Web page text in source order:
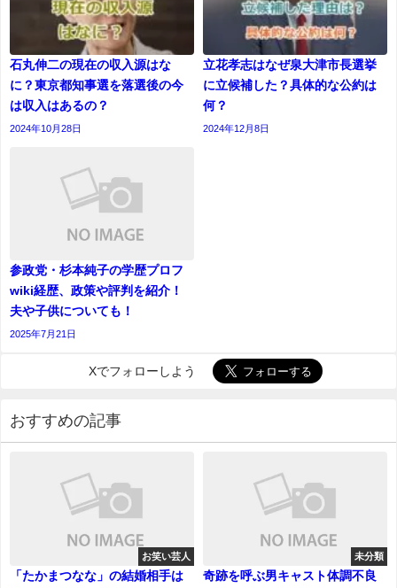
石丸伸二の現在の収入源はな
に？東京都知事選を落選後の今
は収入はあるの？
2024年10月28日
立花孝志はなぜ泉大津市長選挙
に立候補した？具体的な公約は
何？
2024年12月8日
参政党・杉本純子の学歴プロフ
wiki経歴、政策や評判を紹介！
夫や子供についても！
2025年7月21日
Xでフォローしよう
おすすめの記事
お笑い芸人
「たかまつなな」の結婚相手は
未分類
奇跡を呼ぶ男キャスト体調不良